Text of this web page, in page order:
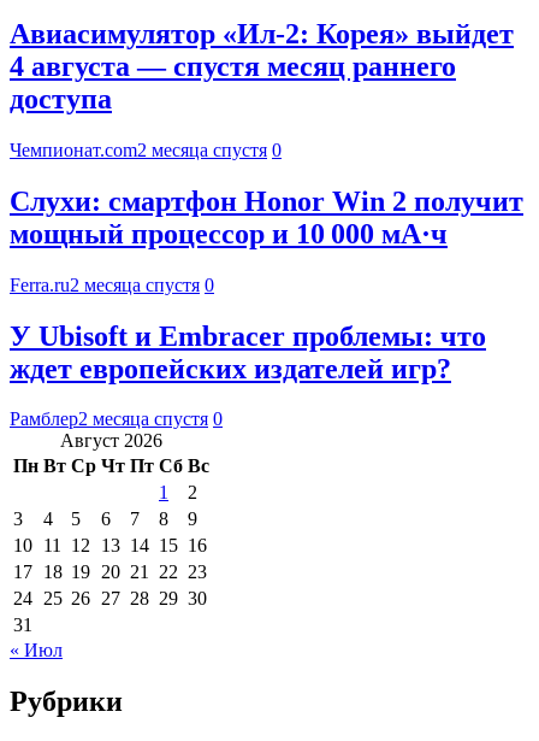
Авиасимулятор «Ил-2: Корея» выйдет
4 августа — спустя месяц раннего
доступа
Чемпионат.com2 месяца спустя 0
Слухи: смартфон Honor Win 2 получит
мощный процессор и 10 000 мА·ч
Ferra.ru2 месяца спустя 0
У Ubisoft и Embracer проблемы: что
ждет европейских издателей игр?
Рамблер2 месяца спустя 0
Август 2026
Пн Вт Ср Чт Пт Сб Вс
1
2
3
4 5 6 7 8
9
10 11 12 13 14 15 16
17 18 19 20 21 22 23
24 25 26 27 28 29 30
31
« Июл
Рубрики